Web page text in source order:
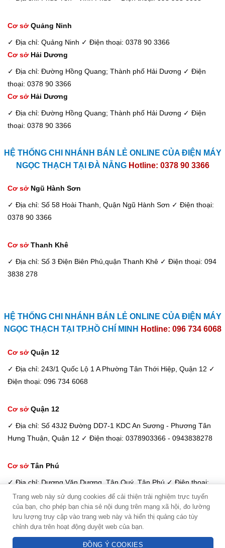
Cơ sở Quảng Ninh
✓ Địa chỉ: Quảng Ninh ✓ Điện thoại: 0378 90 3366
Cơ sở Hải Dương
✓ Địa chỉ: Đường Hồng Quang; Thành phố Hải Dương ✓ Điện
thoại: 0378 90 3366
Cơ sở Hải Dương
✓ Địa chỉ: Đường Hồng Quang; Thành phố Hải Dương ✓ Điện
thoại: 0378 90 3366
HỆ THỐNG CHI NHÁNH BÁN LẺ ONLINE CỦA ĐIỆN MÁY
NGỌC THẠCH TẠI ĐÀ NẴNG Hotline: 0378 90 3366
Cơ sở Ngũ Hành Sơn
✓ Địa chỉ: Số 58 Hoài Thanh, Quận Ngũ Hành Sơn ✓ Điện thoại:
0378 90 3366
Cơ sở Thanh Khê
✓ Địa chỉ: Số 3 Điện Biên Phủ,quận Thanh Khê ✓ Điện thoại: 094
3838 278
HỆ THỐNG CHI NHÁNH BÁN LẺ ONLINE CỦA ĐIỆN MÁY
NGỌC THẠCH TẠI TP.HỒ CHÍ MINH Hotline: 096 734 6068
Cơ sở Quận 12
✓ Địa chỉ: 243/1 Quốc Lộ 1 A Phường Tân Thới Hiệp, Quận 12 ✓
Điện thoại: 096 734 6068
Cơ sở Quận 12
✓ Địa chỉ: Số 43J2 Đường DD7-1 KDC An Sương - Phương Tân
Hưng Thuận, Quận 12 ✓ Điện thoại: 0378903366 - 0943838278
Cơ sở Tân Phú
✓ Địa chỉ: Dương Văn Dương, Tân Quý, Tân Phú✓ Điện thoại:
098 933 6068 / 033 885 6600
Điện máy Ngọc Thạch -Copyright © 2026
Hệ thống phân phối uỷ quyền Máy lọc nước toàn quốc
Trang web này sử dụng cookies để cải thiện trải nghiệm trực tuyến
của bạn, cho phép bạn chia sẻ nội dung trên mạng xã hội, đo lường
lưu lượng truy cập vào trang web này và hiển thị quảng cáo tùy
chỉnh dựa trên hoạt động duyệt web của bạn.
ĐỒNG Ý COOKIES
Kim Dung - Tư vấn viên
Hotline: 094 3838 278